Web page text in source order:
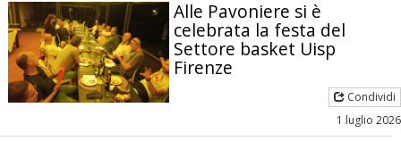
Alle Pavoniere si è
celebrata la festa del
Settore basket Uisp
Firenze
Condividi
1 luglio 2026